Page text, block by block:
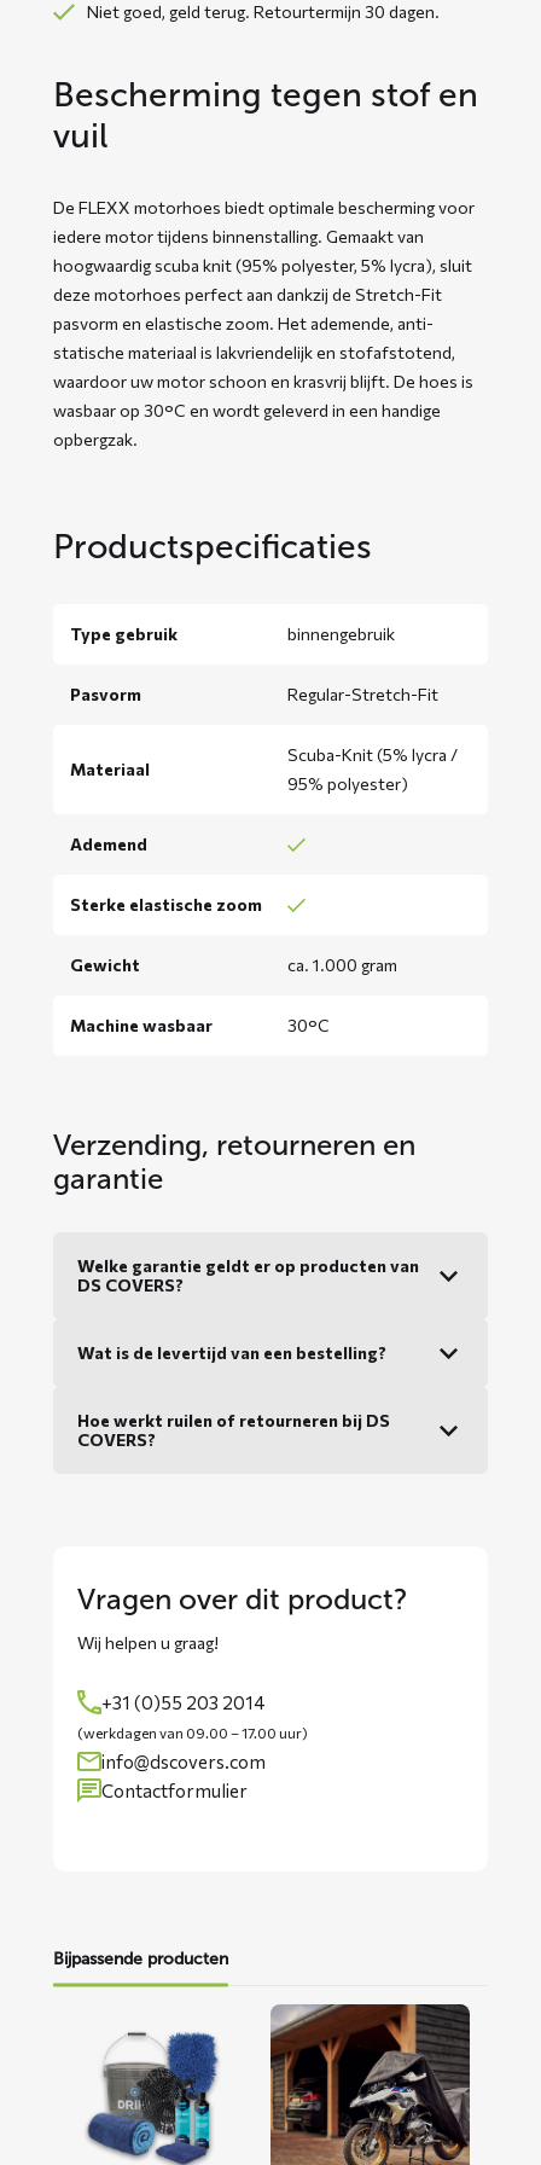
Niet goed, geld terug. Retourtermijn 30 dagen.
Bescherming tegen stof en
vuil
De FLEXX motorhoes biedt optimale bescherming voor
iedere motor tijdens binnenstalling. Gemaakt van
hoogwaardig scuba knit (95% polyester, 5% lycra), sluit
deze motorhoes perfect aan dankzij de Stretch-Fit
pasvorm en elastische zoom. Het ademende, anti-
statische materiaal is lakvriendelijk en stofafstotend,
waardoor uw motor schoon en krasvrij blijft. De hoes is
wasbaar op 30°C en wordt geleverd in een handige
opbergzak.
Productspecificaties
Type gebruik binnengebruik
Pasvorm Regular-Stretch-Fit
Materiaal
Scuba-Knit (5% lycra /
95% polyester)
Ademend
Sterke elastische zoom
Gewicht ca. 1.000 gram
Machine wasbaar 30°C
Verzending, retourneren en
garantie
Welke garantie geldt er op producten van
DS COVERS?
Wat is de levertijd van een bestelling?
Hoe werkt ruilen of retourneren bij DS
COVERS?
Vragen over dit product?
Wij helpen u graag!
+31 (0)55 203 2014
(werkdagen van 09.00 – 17.00 uur)
info@dscovers.com
Contactformulier
Bijpassende producten
Motorwaspakket
Lees
meer
over
ALFA
motorhoes